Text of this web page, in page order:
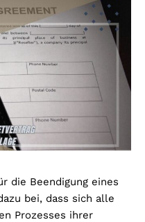
die Beendigung eines
bei, dass sich alle
Prozesses ihrer